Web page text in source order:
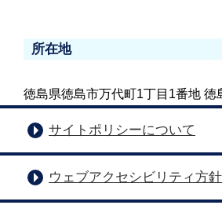
所在地
徳島県徳島市万代町1丁目1番地 徳
サイトポリシーについて
ウェブアクセシビリティ方針